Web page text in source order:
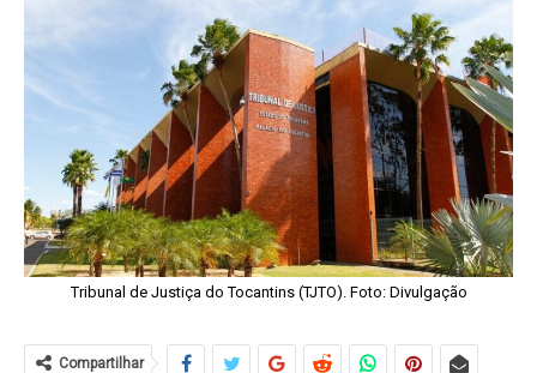
Tribunal de Justiça do Tocantins (TJTO). Foto: Divulgação
Compartilhar